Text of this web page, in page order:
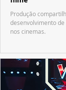
Produção
desenvolvimento de
nos cinemas.